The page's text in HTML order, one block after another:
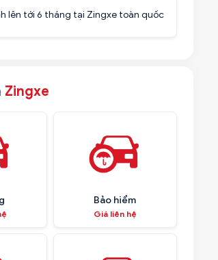
lên tới 6 tháng tại Zingxe toàn quốc
Zingxe
Bảo hiểm
Giá liên hệ